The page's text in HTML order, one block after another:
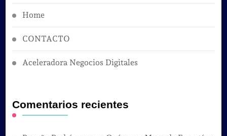
Home
CONTACTO
Aceleradora Negocios Digitales
Comentarios recientes